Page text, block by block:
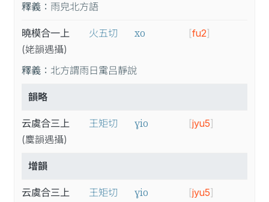
釋義： 雨皃北方語
曉模合一上
(姥韻遇攝)
火五切 xo [fu2]
釋義： 北方謂雨日䨞吕靜說
韻略
云虞合三上
(麌韻遇攝)
王矩切 ɣio [jyu5]
增韻
云虞合三上
王矩切 ɣio [jyu5]